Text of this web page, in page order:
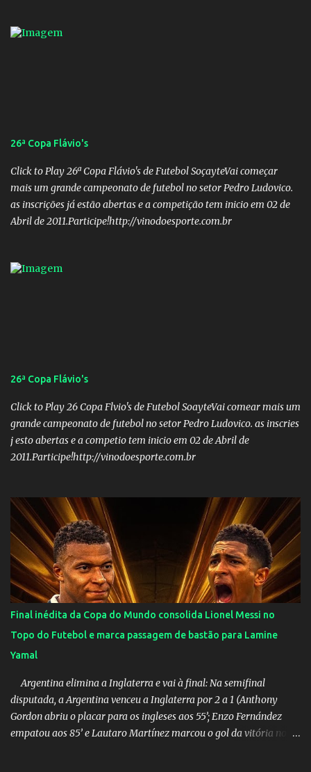
dos Santos Veículo: Rádio 730 TESOUREIRO Nome: Cleison
Castro Lino Veículo: TV Anhanguera Membro 03: Nome: Adolfo
Campos Filho Veículo: Rádio Difusora SUPLENTES: Membro 01:
Nome: Victor Hugo de Araújo Veículo: Equipe do Mané Membro
02: Nome: Custódio Ricardo soares Teixeira Veículo: Rádio ...
26ª Copa Flávio's
Click to Play 26ª Copa Flávio's de Futebol SoçayteVai começar
mais um grande campeonato de futebol no setor Pedro Ludovico.
as inscrições já estão abertas e a competição tem inicio em 02 de
Abril de 2011.Participe!http://vinodoesporte.com.br
26ª Copa Flávio's
Click to Play 26 Copa Flvio's de Futebol SoayteVai comear mais um
grande campeonato de futebol no setor Pedro Ludovico. as inscries
j esto abertas e a competio tem inicio em 02 de Abril de
2011.Participe!http://vinodoesporte.com.br
Final inédita da Copa do Mundo consolida Lionel Messi no
Topo do Futebol e marca passagem de bastão para Lamine
Yamal
Argentina elimina a Inglaterra e vai à final: Na semifinal
disputada, a Argentina venceu a Inglaterra por 2 a 1 (Anthony
Gordon abriu o placar para os ingleses aos 55’; Enzo Fernández
empatou aos 85’ e Lautaro Martínez marcou o gol da vitória nos